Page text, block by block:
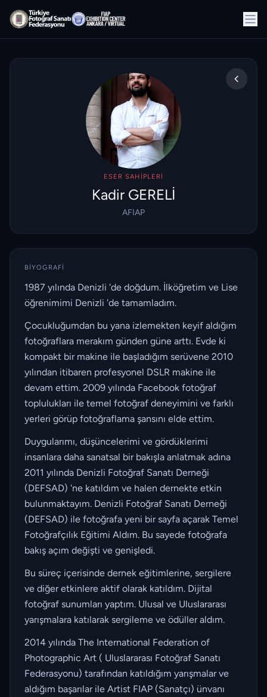
ESER SAHIPLERI
Kadir GERELİ
AFIAP
BIYOGRAFI
1987 yılında Denizli 'de doğdum. İlköğretim ve Lise
öğrenimimi Denizli 'de tamamladım.
Çocukluğumdan bu yana izlemekten keyif aldığım
fotoğraflara merakım günden güne arttı. Evde ki
kompakt bir makine ile başladığım serüvene 2010
yılından itibaren profesyonel DSLR makine ile
devam ettim. 2009 yılında Facebook fotoğraf
toplulukları ile temel fotoğraf deneyimini ve farklı
yerleri görüp fotoğraflama şansını elde ettim.
Duygularımı, düşüncelerimi ve gördüklerimi
insanlara daha sanatsal bir bakışla anlatmak adına
2011 yılında Denizli Fotoğraf Sanatı Derneği
(DEFSAD) 'ne katıldım ve halen dernekte etkin
bulunmaktayım. Denizli Fotoğraf Sanatı Derneği
(DEFSAD) ile fotoğrafa yeni bir sayfa açarak Temel
Fotoğrafçılık Eğitimi Aldım. Bu sayede fotoğrafa
bakış açım değişti ve genişledi.
Bu süreç içerisinde dernek eğitimlerine, sergilere
ve diğer etkinlere aktif olarak katıldım. Dijital
fotoğraf sunumları yaptım. Ulusal ve Uluslararası
yarışmalara katılarak sergileme ve ödüller aldım.
2014 yılında The International Federation of
Photographic Art ( Uluslararası Fotoğraf Sanatı
Federasyonu) tarafından katıldığım yarışmalar ve
aldığım başarılar ile Artist FIAP (Sanatçı) ünvanı